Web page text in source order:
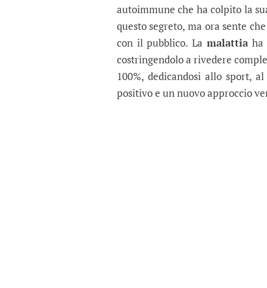
autoimmune che ha colpito la
questo segreto, ma ora sente
con il pubblico. Lamalattiaha
costringendolo a rivedere
100%, dedicandosi allo sport,
positivo e un nuovo approccio